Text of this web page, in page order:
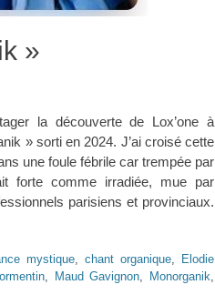
»
la découverte de Lox’one à
» sorti en 2024. J’ai croisé cette
une foule fébrile car trempée par
forte comme irradiée, mue par
parisiens et provinciaux.
mystique, chant organique,
Elodie
, Maud Gavignon, Monorganik,